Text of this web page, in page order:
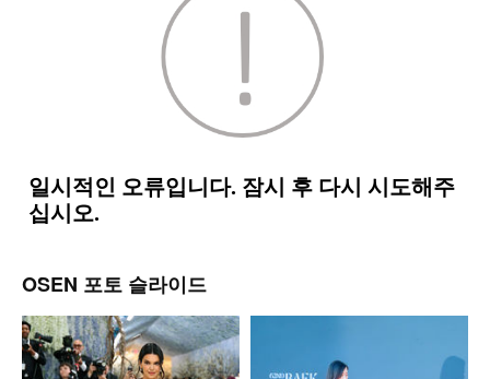
OSEN 포토 슬라이드